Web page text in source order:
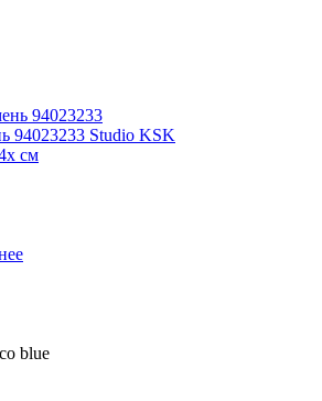
94023233 Studio KSK
см
blue